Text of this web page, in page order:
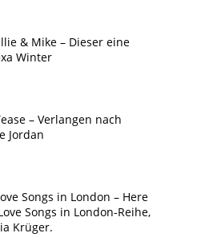
& Mike – Dieser eine
Winter
– Verlangen nach
Jordan
Songs in London – Here
Songs in London-Reihe,
Krüger.